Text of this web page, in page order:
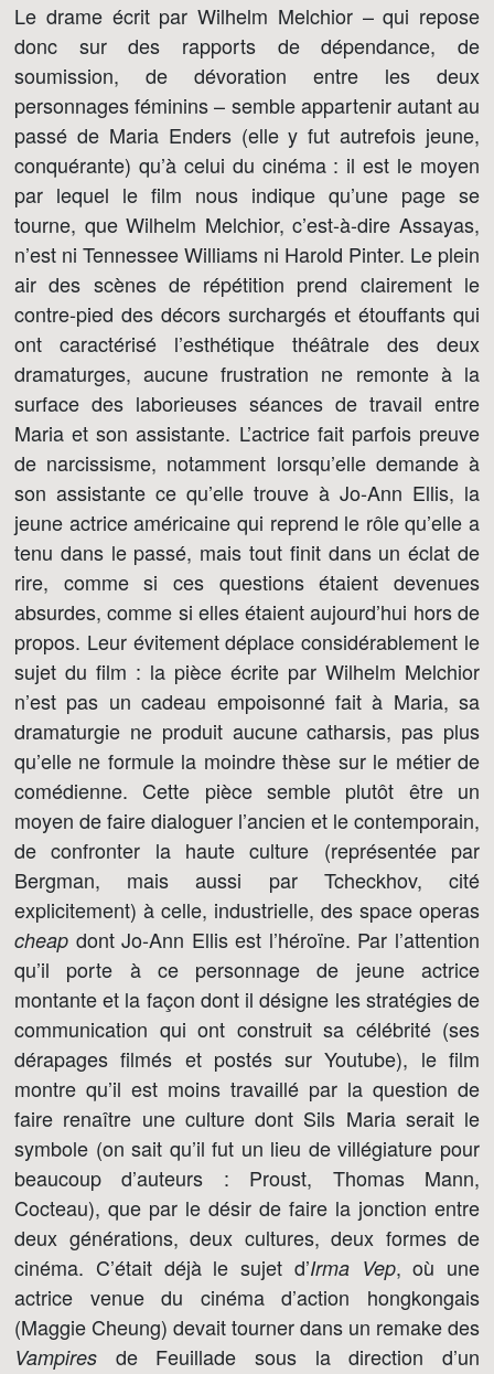
Le drame écrit par Wilhelm Melchior – qui repose
donc sur des rapports de dépendance, de
soumission, de dévoration entre les deux
personnages féminins – semble appartenir autant au
passé de Maria Enders (elle y fut autrefois jeune,
conquérante) qu’à celui du cinéma : il est le moyen
par lequel le film nous indique qu’une page se
tourne, que Wilhelm Melchior, c’est-à-dire Assayas,
n’est ni Tennessee Williams ni Harold Pinter. Le plein
air des scènes de répétition prend clairement le
contre-pied des décors surchargés et étouffants qui
ont caractérisé l’esthétique théâtrale des deux
dramaturges, aucune frustration ne remonte à la
surface des laborieuses séances de travail entre
Maria et son assistante. L’actrice fait parfois preuve
de narcissisme, notamment lorsqu’elle demande à
son assistante ce qu’elle trouve à Jo-Ann Ellis, la
jeune actrice américaine qui reprend le rôle qu’elle a
tenu dans le passé, mais tout finit dans un éclat de
rire, comme si ces questions étaient devenues
absurdes, comme si elles étaient aujourd’hui hors de
propos. Leur évitement déplace considérablement le
sujet du film : la pièce écrite par Wilhelm Melchior
n’est pas un cadeau empoisonné fait à Maria, sa
dramaturgie ne produit aucune catharsis, pas plus
qu’elle ne formule la moindre thèse sur le métier de
comédienne. Cette pièce semble plutôt être un
moyen de faire dialoguer l’ancien et le contemporain,
de confronter la haute culture (représentée par
Bergman, mais aussi par Tcheckhov, cité
explicitement) à celle, industrielle, des space operas
cheap dont Jo-Ann Ellis est l’héroïne. Par l’attention
qu’il porte à ce personnage de jeune actrice
montante et la façon dont il désigne les stratégies de
communication qui ont construit sa célébrité (ses
dérapages filmés et postés sur Youtube), le film
montre qu’il est moins travaillé par la question de
faire renaître une culture dont Sils Maria serait le
symbole (on sait qu’il fut un lieu de villégiature pour
beaucoup d’auteurs : Proust, Thomas Mann,
Cocteau), que par le désir de faire la jonction entre
deux générations, deux cultures, deux formes de
cinéma. C’était déjà le sujet d’Irma Vep, où une
actrice venue du cinéma d’action hongkongais
(Maggie Cheung) devait tourner dans un remake des
Vampires de Feuillade sous la direction d’un